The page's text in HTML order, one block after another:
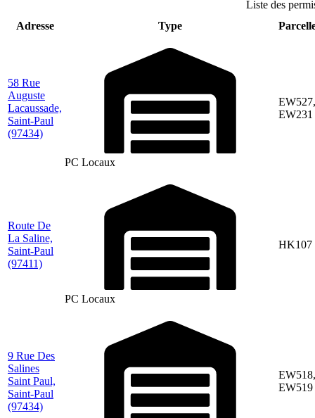
Liste des
Adresse
Type
58 Rue
Auguste
Lacaussade,
Saint-Paul
(97434)
PC Locaux
EW527,
EW231
Route De
La Saline,
Saint-Paul
(97411)
PC Locaux
HK107
9 Rue Des
Salines
Saint Paul,
Saint-Paul
(97434)
EW518,
EW519